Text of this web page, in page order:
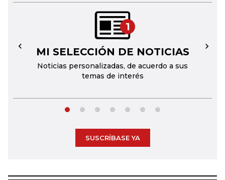
1
MI SELECCIÓN DE NOTICIAS
Noticias personalizadas, de acuerdo a sus
temas de interés
← →
SUSCRÍBASE YA